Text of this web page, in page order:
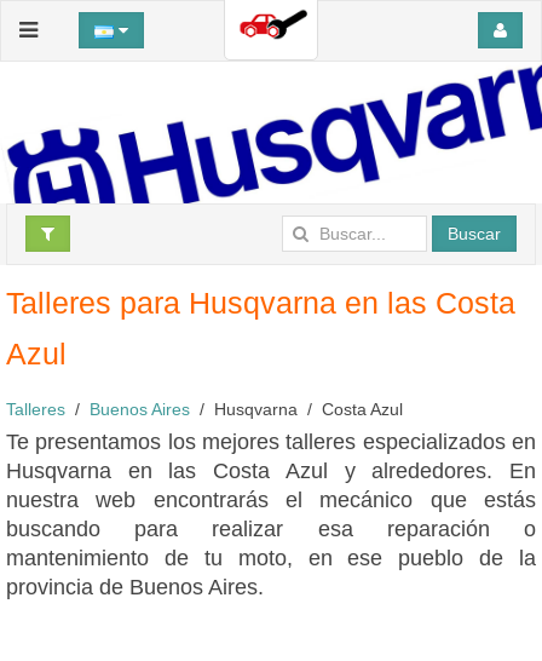
Buscar
Talleres para Husqvarna en las Costa
Azul
Talleres Buenos Aires Husqvarna Costa Azul
Te presentamos los mejores talleres especializados en
Husqvarna en las Costa Azul y alrededores. En
nuestra web encontrarás el mecánico que estás
buscando para realizar esa reparación o
mantenimiento de tu moto, en ese pueblo de la
provincia de Buenos Aires.